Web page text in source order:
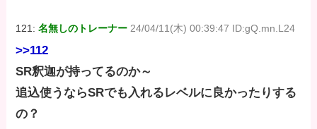
121:名無しのトレーナー 24/04/11(木) 00:39:47 ID:gQ.mn.L24
>>112
SR釈迦が持ってるのか～
追込使うならSRでも入れるレベルに良かったりする
の？